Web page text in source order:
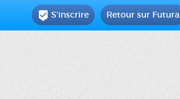
Retour sur Futura
 S'inscrire